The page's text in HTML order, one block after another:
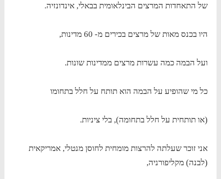
של התאחדות המרצים הבינלאומית בבאלי, אינדונזיה.
היו בכנס מאות של מרצים בכירים מ- 60 מדינות,
ועל הבמה כמה עשרות מרצים ממדינות שונות.
כל מי שהופיע על הבמה הוא תותח על חלל בתחומו
(או תותחית על חלל בתחומה), בלי ציניות.
אני זוכר שעלתה להרצות מומחית לחוסן מנטלי, אמריקאית
(לבנה) מקליפורניה,